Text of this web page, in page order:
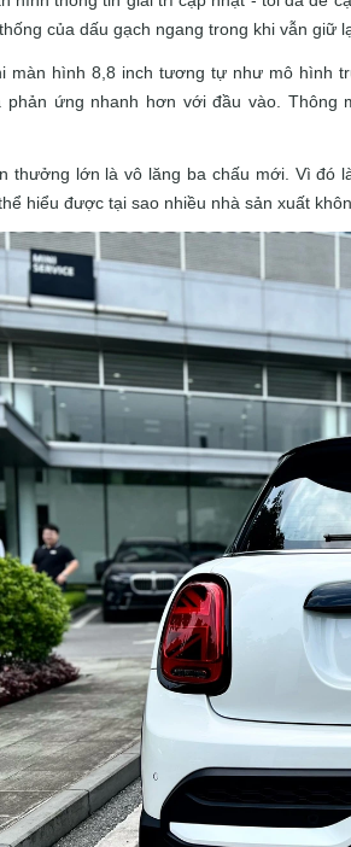
của dấu gạch ngang trong khi vẫn giữ
màn hình 8,8 inch tương tự như mô hình
phản ứng nhanh hơn với đầu vào. Thông
thưởng lớn là vô lăng ba chấu mới. Vì đó
hiểu được tại sao nhiều nhà sản xuất